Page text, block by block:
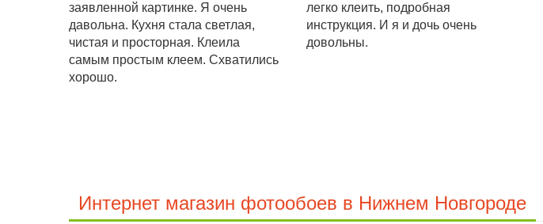
заявленной картинке. Я очень
давольна. Кухня стала светлая,
чистая и просторная. Клеила
самым простым клеем. Схватились
хорошо.
легко клеить, подробная
инструкция. И я и дочь очень
довольны.
Интернет магазин фотообоев в Нижнем Новгороде